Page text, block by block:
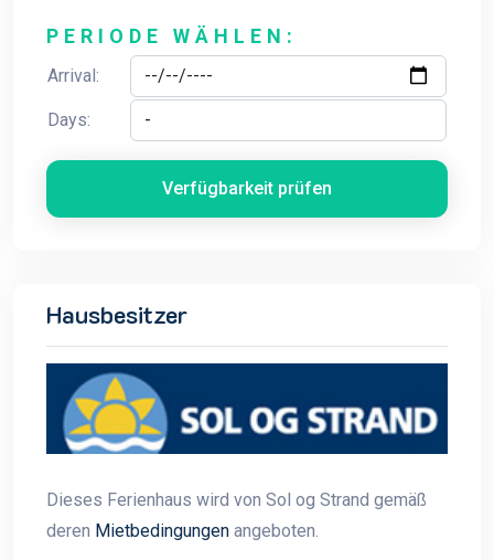
PERIODE WÄHLEN:
Arrival:
Days:
Verfügbarkeit prüfen
Hausbesitzer
Dieses Ferienhaus wird von Sol og Strand gemäß
deren Mietbedingungen angeboten.